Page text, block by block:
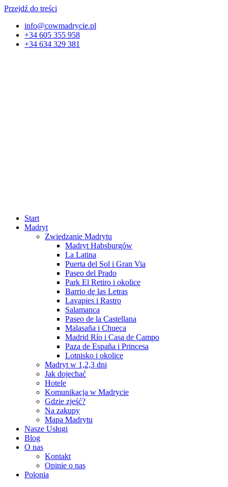
Przejdź do treści
info@cowmadrycie.pl
+34 605 355 958
+34 634 329 381​
Start
Madryt
Zwiedzanie Madrytu
Madryt Habsburgów
La Latina
Puerta del Sol i Gran Via
Paseo del Prado
Park El Retiro i okolice
Barrio de las Letras
Lavapies i Rastro
Salamanca
Paseo de la Castellana
Malasaña i Chueca
Madrid Río i Casa de Campo
Paza de España i Princesa
Lotnisko i okolice
Madryt w 1,2,3 dni
Jak dojechać
Hotele
Komunikacja w Madrycie
Gdzie zjeść?
Na zakupy
Mapa Madrytu
Nasze Usługi
Blog
O nas
Kontakt
Opinie o nas
Polonia